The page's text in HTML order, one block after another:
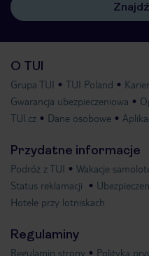
O TUI
Grupa TUI TUI Poland
Gwarancja ubezpieczeniowa
TUI.cz
Dane osobowe
Przydatne informacje
Podróż z TUI Wakacje
Status reklamacji
Hotele przy lotniskach
Regulaminy
Regulamin strony Polityka